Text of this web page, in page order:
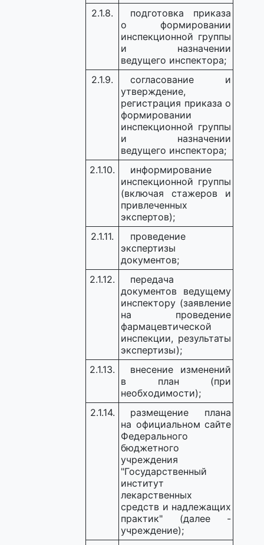
2.1.8.
подготовка приказа
о формировании
инспекционной группы
и назначении
ведущего инспектора;
2.1.9.
согласование и
утверждение,
регистрация приказа о
формировании
инспекционной группы
и назначении
ведущего инспектора;
2.1.10.
информирование
инспекционной группы
(включая стажеров и
привлеченных
экспертов);
2.1.11.
проведение
экспертизы
документов;
2.1.12.
передача
документов ведущему
инспектору (заявление
на проведение
фармацевтической
инспекции, результаты
экспертизы);
2.1.13.
внесение изменений
в план (при
необходимости);
2.1.14.
размещение плана
на официальном сайте
Федерального
бюджетного
учреждения
"Государственный
институт
лекарственных
средств и надлежащих
практик" (далее -
учреждение);